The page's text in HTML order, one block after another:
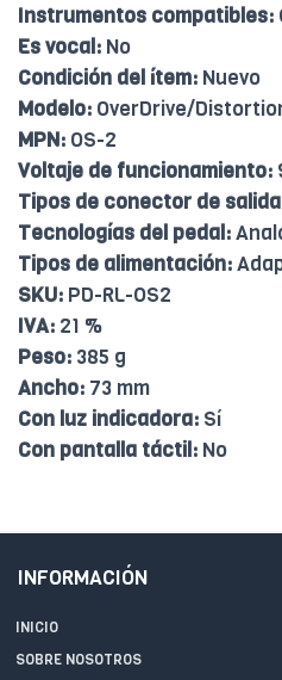
Instrumentos compatibles:
Es vocal: No
Condición del ítem: Nuevo
Modelo: OverDrive/
MPN: OS-2
Voltaje de funcionamiento:
Tipos de conector de
Tecnologías del pedal:
Tipos de alimentación:
SKU: PD-RL-OS2
IVA: 21 %
Peso: 385 g
Ancho: 73 mm
Con luz indicadora: Sí
Con pantalla táctil: No
INFORMACIÓN
INICIO
SOBRE NOSOTROS